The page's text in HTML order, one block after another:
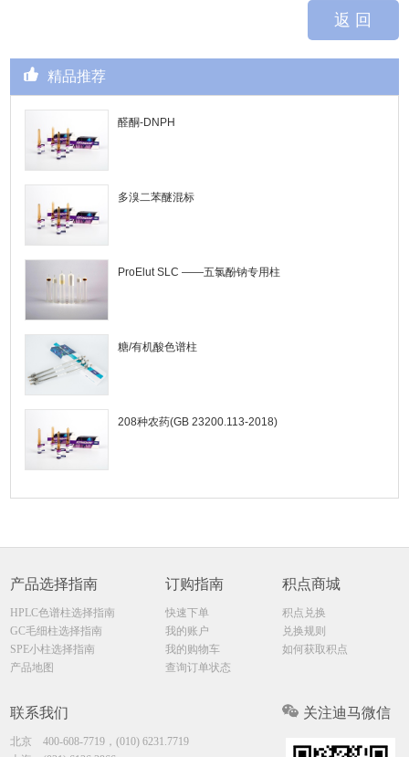
返 回
精品推荐
醛酮-DNPH
多溴二苯醚混标
ProElut SLC ——五氯酚钠专用柱
糖/有机酸色谱柱
208种农药(GB 23200.113-2018)
产品选择指南
HPLC色谱柱选择指南
GC毛细柱选择指南
SPE小柱选择指南
产品地图
订购指南
快速下单
我的账户
我的购物车
查询订单状态
积点商城
积点兑换
兑换规则
如何获取积点
联系我们
北京400-608-7719，(010) 6231.7719
关注迪马微信